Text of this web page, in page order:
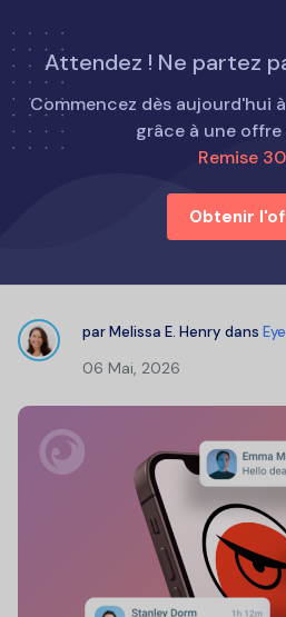
Attendez ! Ne partez
Commencez dès aujourd'hui
grâce à une offre
Remise
Obtenir
Accueil
Alternatives au Eyezy
Mobilespy.at Review 2026 : Cela
l'utiliser ?
Mobilespy.at Review
parMelissa E. Henry dans
06 Mai, 2026